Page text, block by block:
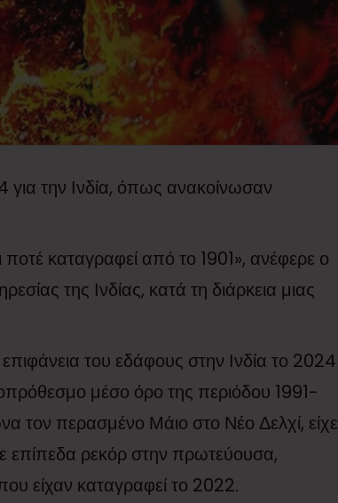
για την Ινδία, όπως ανακοίνωσαν
καταγραφεί από το 1901», ανέφερε ο
της Ινδίας, κατά τη διάρκεια μιας
του εδάφους στην Ινδία το 2024
μέσο όρο της περιόδου 1991-
τον περασμένο Μάιο στο Νέο Δελχί, είχε
επίπεδα ρεκόρ στην πρωτεύουσα,
είχαν καταγραφεί το 2022.